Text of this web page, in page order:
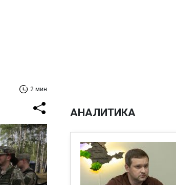
2 мин
АНАЛИТИКА